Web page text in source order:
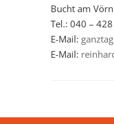
Bucht am
Tel.: 040 –
E-Mail:
E-Mail: